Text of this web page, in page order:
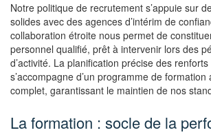
Notre politique de recrutement s’appuie sur
solides avec des agences d’intérim de
collaboration étroite nous permet de
personnel qualifié, prêt à intervenir lors des
d’activité. La planification précise des
s’accompagne d’un programme de
complet, garantissant le maintien de nos
La formation : socle de la